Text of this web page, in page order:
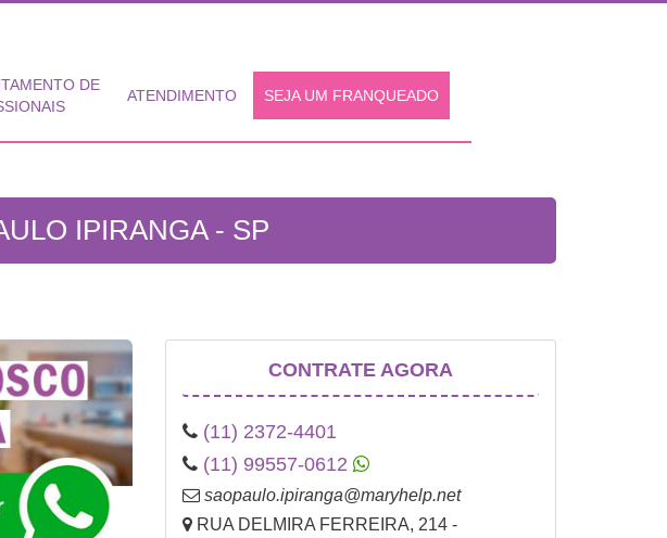
DE
ATENDIMENTO SEJA UM FRANQUEADO
IPIRANGA - SP
CONTRATE AGORA
(11) 2372-4401
(11) 99557-0612
saopaulo.ipiranga@maryhelp.net
RUA DELMIRA FERREIRA, 214 -